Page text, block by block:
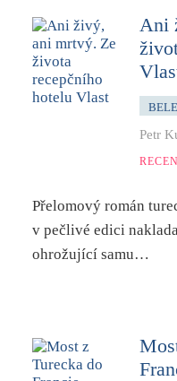
Ani
Petr
Přelomový román
v pečlivé edici
ohrožující samu…